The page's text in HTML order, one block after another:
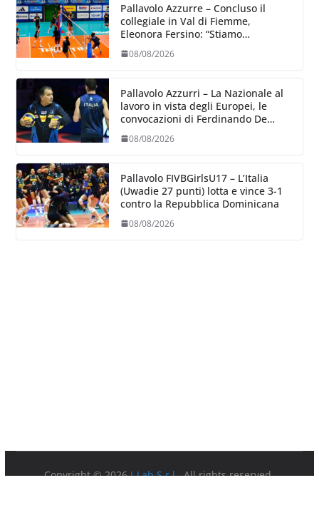
Pallavolo Azzurre – Concluso il
collegiale in Val di Fiemme,
Eleonora Fersino: “Stiamo
lavorando su quei piccoli dettagli
dove poter migliorare”.
08/08/2026
Pallavolo Azzurri – La Nazionale al
lavoro in vista degli Europei, le
convocazioni di Ferdinando De
Giorgi
08/08/2026
Pallavolo FIVBGirlsU17 – L’Italia
(Uwadie 27 punti) lotta e vince 3-1
contro la Repubblica Dominicana
08/08/2026
Copyright © 2026I-Lab S.r.l.. All rights reserved.